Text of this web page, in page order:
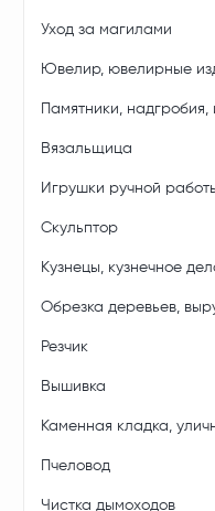
Уход за магилами
Ювелир, ювелирные
Памятники,
Вязальщица
Игрушки ручной
Скульптор
Кузнецы, кузнечное
Обрезка деревьев,
Резчик
Вышивка
Каменная кладка,
Пчеловод
Чистка дымоходов